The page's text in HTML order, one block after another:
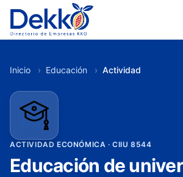
Inicio › Educación › Actividad
ACTIVIDAD ECONÓMICA · CIIU 8544
Educación de